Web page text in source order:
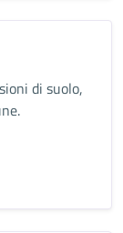
di suolo,